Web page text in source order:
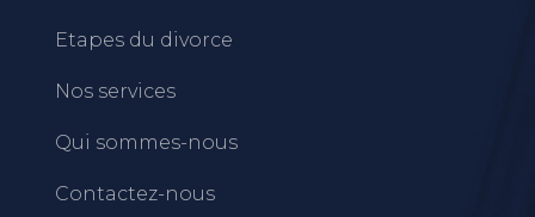
Etapes du divorce
Nos services
Qui sommes-nous
Contactez-nous